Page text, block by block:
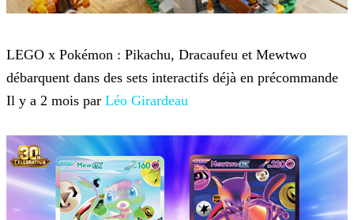
LEGO x Pokémon : Pikachu, Dracaufeu et Mewtwo
débarquent dans des sets interactifs déjà en précommande
Il y a 2 mois par Léo Girardeau